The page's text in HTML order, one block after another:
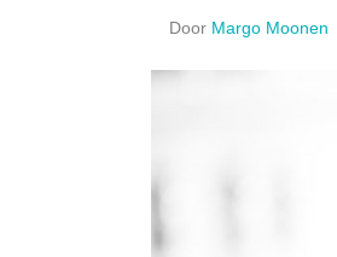
Door Margo Moonen